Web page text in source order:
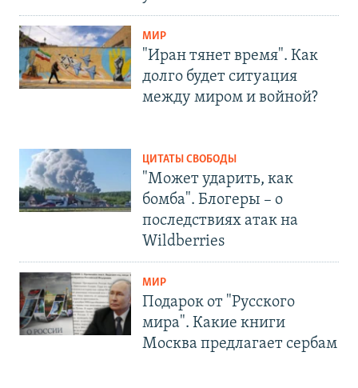
МИР
"Иран тянет время". Как
долго будет ситуация
между миром и войной?
ЦИТАТЫ СВОБОДЫ
"Может ударить, как
бомба". Блогеры – о
последствиях атак на
Wildberries
МИР
Подарок от "Русского
мира". Какие книги
Москва предлагает сербам